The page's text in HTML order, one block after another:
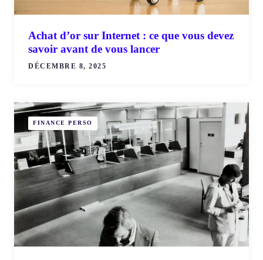
Achat d’or sur Internet : ce que vous devez
savoir avant de vous lancer
DÉCEMBRE 8, 2025
FINANCE PERSO